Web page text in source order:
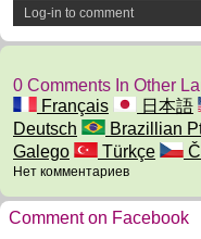
Log-in to comment
0 Comments In Other
Français
日本語
Deutsch
Brazillian
Galego
Türkçe
Нет комментариев
Comment on Facebook